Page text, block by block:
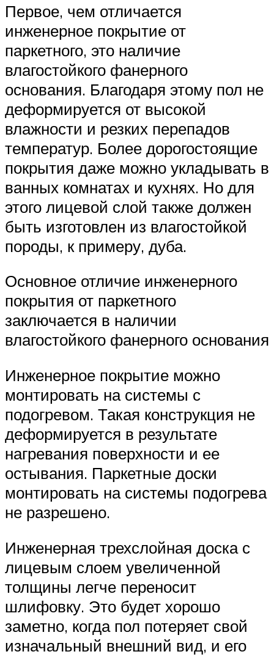
Первое, чем отличается
инженерное покрытие от
паркетного, это наличие
влагостойкого фанерного
основания. Благодаря этому пол не
деформируется от высокой
влажности и резких перепадов
температур. Более дорогостоящие
покрытия даже можно укладывать в
ванных комнатах и кухнях. Но для
этого лицевой слой также должен
быть изготовлен из влагостойкой
породы, к примеру, дуба.
Основное отличие инженерного
покрытия от паркетного
заключается в наличии
влагостойкого фанерного основания
Инженерное покрытие можно
монтировать на системы с
подогревом. Такая конструкция не
деформируется в результате
нагревания поверхности и ее
остывания. Паркетные доски
монтировать на системы подогрева
не разрешено.
Инженерная трехслойная доска с
лицевым слоем увеличенной
толщины легче переносит
шлифовку. Это будет хорошо
заметно, когда пол потеряет свой
изначальный внешний вид, и его